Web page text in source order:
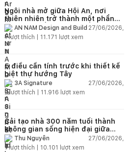
Ngôi nhà mở giữa Hội An, nơi
thiên nhiên trở thành một phần
của cuộc sống
AN NAM Design and Build 27/06/2026,
1lượt thích | 11.171 lượt xem
5 điều cần tính trước khi thiết kế
biệt thự hướng Tây
3A Signature
27/06/2026,
2lượt thích | 11.916 lượt xem
Cải tạo nhà 300 năm tuổi thành
không gian sống hiện đại giữa
thiên nhiên
Thu Nguyễn
27/06/2026,
1lượt thích | 10.101 lượt xem